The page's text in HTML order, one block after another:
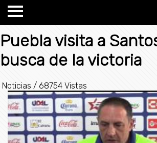
Puebla visita a
busca de la victoria
Noticias / 68754 Vistas